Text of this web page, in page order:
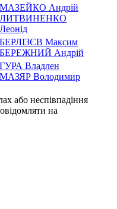
МАЗЕЙКО Андрій
ЛИТВИНЕНКО
Леонід
БЕРЛІЗЄВ Максим
БЕРЕЖНИЙ Андрій
ГУРА Владлен
МАЗЯР Володимир
або неспівпадіння
на